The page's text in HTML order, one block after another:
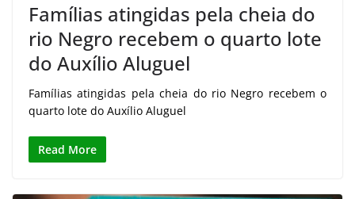
Famílias atingidas pela cheia do
rio Negro recebem o quarto lote
do Auxílio Aluguel
Famílias atingidas pela cheia do rio Negro recebem o
quarto lote do Auxílio Aluguel
Read More